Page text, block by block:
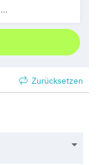
Zurücksetzen